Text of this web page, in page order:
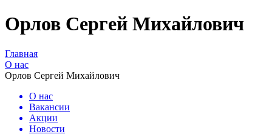
Орлов Сергей Михайлович
Главная
О нас
Орлов Сергей Михайлович
О нас
Вакансии
Акции
Новости